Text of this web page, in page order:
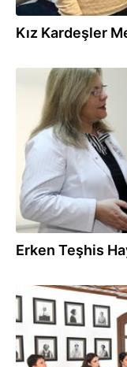
Kız Kardeşler
18.02.2026
Erken Teşhis
10.02.2026